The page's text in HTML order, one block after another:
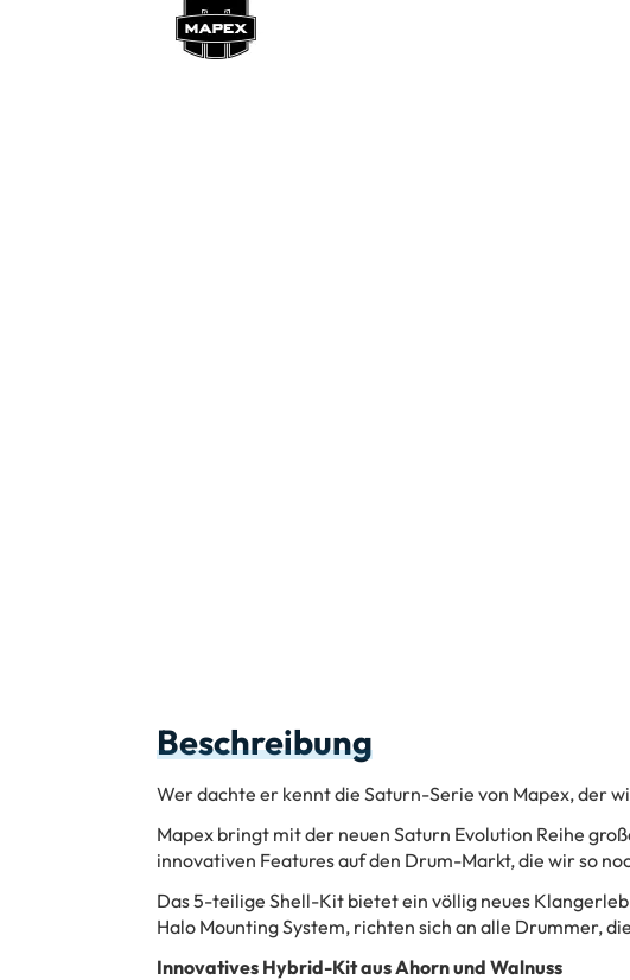
Beschreibung
Wer dachte er kennt die Saturn-Serie von Mapex, der
Mapex bringt mit der neuen Saturn Evolution Reihe
innovativen Features auf den Drum-Markt, die wir so
Das 5-teilige Shell-Kit bietet ein völlig neues
Halo Mounting System, richten sich an alle Drummer,
Innovatives Hybrid-Kit aus Ahorn und Walnuss